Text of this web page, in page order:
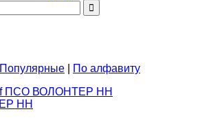
Популярные По алфавиту
НН